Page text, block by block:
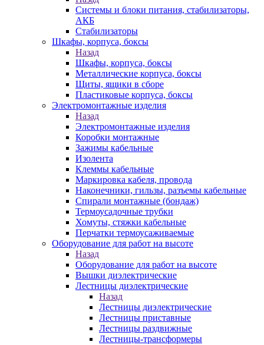
Системы и блоки питания, стабилизаторы,
АКБ
Стабилизаторы
Шкафы, корпуса, боксы
Назад
Шкафы, корпуса, боксы
Металлические корпуса, боксы
Щиты, ящики в сборе
Пластиковые корпуса, боксы
Электромонтажные изделия
Назад
Электромонтажные изделия
Коробки монтажные
Зажимы кабельные
Изолента
Клеммы кабельные
Маркировка кабеля, провода
Наконечники, гильзы, разъемы кабельные
Спирали монтажные (бондаж)
Термоусадочные трубки
Хомуты, стяжки кабельные
Перчатки термоусаживаемые
Оборудование для работ на высоте
Назад
Оборудование для работ на высоте
Вышки диэлектрические
Лестницы диэлектрические
Назад
Лестницы диэлектрические
Лестницы приставные
Лестницы раздвижные
Лестницы-трансформеры